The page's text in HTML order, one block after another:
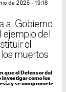
de 2026 - 19:18
al Gobierno
ejemplo del
el
los muertos
que el Defensor del
investigar como los
y se compromete